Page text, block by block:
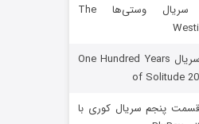
دانلود سریال وستی‌ها The
دانلود سریال One Hundred Years
of Solitude
قسمت پنجم سریال کوری با